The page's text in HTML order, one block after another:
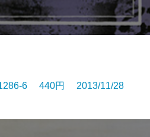
6 440円 2013/11/28